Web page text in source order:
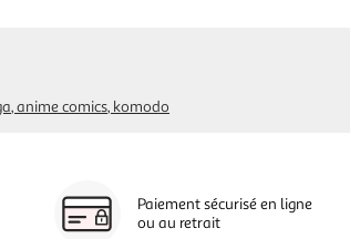
anime comics komodo
Paiement sécurisé en ligne
ou au retrait